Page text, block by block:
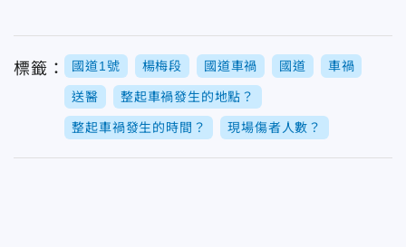
標籤： 國道1號 楊梅段 國道車禍 國道 車禍
送醫 整起車禍發生的地點？
整起車禍發生的時間？ 現場傷者人數？